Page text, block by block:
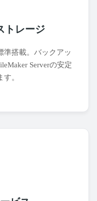
トレージ
準搭載。バックアッ
Serverの安定
。